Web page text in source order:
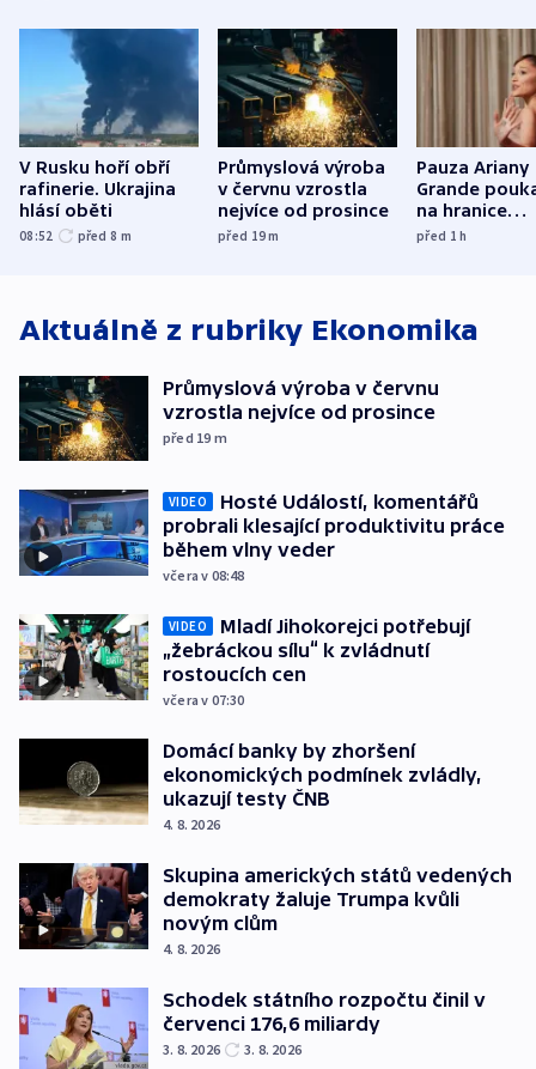
V Rusku hoří obří
rafinerie. Ukrajina
hlásí oběti
08:52 před 8 m
Průmyslová výroba
v červnu vzrostla
nejvíce od prosince
před 19m
Pauza Ariany
Grande
na hranice
před 1h
Aktuálně z rubriky Ekonomika
Průmyslová výroba v červnu
vzrostla nejvíce od prosince
před 19 m
VIDEO
Hosté Událostí, komentářů
probrali klesající produktivitu práce
během vlny veder
včera v 08:48
VIDEO
Mladí Jihokorejci potřebují
„žebráckou sílu“ k zvládnutí
rostoucích cen
včera v 07:30
Domácí banky by zhoršení
ekonomických podmínek zvládly,
ukazují testy ČNB
4. 8. 2026
Skupina amerických států vedených
demokraty žaluje Trumpa kvůli
novým clům
4. 8. 2026
Schodek státního rozpočtu činil v
červenci 176,6 miliardy
3. 8. 2026 3. 8. 2026